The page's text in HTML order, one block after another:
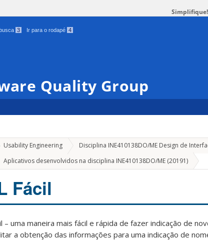
Simplifique!
3 Ir para o rodapé 4
Quality Group
Usability Engineering
Disciplina INE410138DO/ME Design de
Aplicativos desenvolvidos na disciplina INE410138DO/ME (20191)
Fácil
– uma maneira mais fácil e rápida de fazer indicação de
a obtenção das informações para uma indicação de